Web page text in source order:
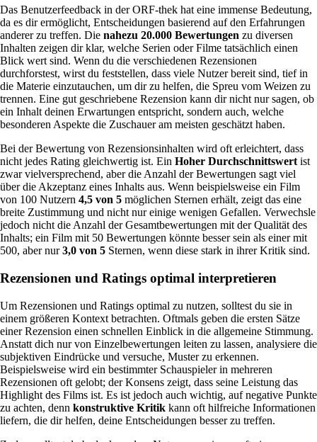
Das Benutzerfeedback in der ORF-thek hat eine immense Bedeutung,
da es dir ermöglicht, Entscheidungen basierend auf den Erfahrungen
anderer zu treffen. Die nahezu 20.000 Bewertungen zu diversen
Inhalten zeigen dir klar, welche Serien oder Filme tatsächlich einen
Blick wert sind. Wenn du die verschiedenen Rezensionen
durchforstest, wirst du feststellen, dass viele Nutzer bereit sind, tief in
die Materie einzutauchen, um dir zu helfen, die Spreu vom Weizen zu
trennen. Eine gut geschriebene Rezension kann dir nicht nur sagen, ob
ein Inhalt deinen Erwartungen entspricht, sondern auch, welche
besonderen Aspekte die Zuschauer am meisten geschätzt haben.
Bei der Bewertung von Rezensionsinhalten wird oft erleichtert, dass
nicht jedes Rating gleichwertig ist. Ein Hoher Durchschnittswertist
zwar vielversprechend, aber die Anzahl der Bewertungen sagt viel
über die Akzeptanz eines Inhalts aus. Wenn beispielsweise ein Film
von 100 Nutzern 4,5 von 5 möglichen Sternen erhält, zeigt das eine
breite Zustimmung und nicht nur einige wenigen Gefallen. Verwechsle
jedoch nicht die Anzahl der Gesamtbewertungen mit der Qualität des
Inhalts; ein Film mit 50 Bewertungen könnte besser sein als einer mit
500, aber nur3,0 von 5 Sternen, wenn diese stark in ihrer Kritik sind.
Rezensionen und Ratings optimal interpretieren
Um Rezensionen und Ratings optimal zu nutzen, solltest du sie in
einem größeren Kontext betrachten. Oftmals geben die ersten Sätze
einer Rezension einen schnellen Einblick in die allgemeine Stimmung.
Anstatt dich nur von Einzelbewertungen leiten zu lassen, analysiere die
subjektiven Eindrücke und versuche, Muster zu erkennen.
Beispielsweise wird ein bestimmter Schauspieler in mehreren
Rezensionen oft gelobt; der Konsens zeigt, dass seine Leistung das
Highlight des Films ist. Es ist jedoch auch wichtig, auf negative Punkte
zu achten, denn konstruktive Kritik kann oft hilfreiche Informationen
liefern, die dir helfen, deine Entscheidungen besser zu treffen.